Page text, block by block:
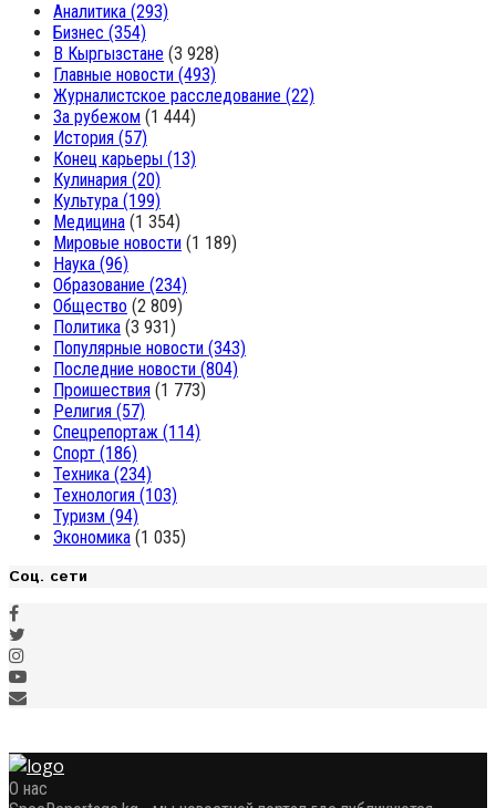
Аналитика (293)
Бизнес (354)
В Кыргызстане (3 928)
Главные новости (493)
Журналистское расследование (22)
За рубежом (1 444)
История (57)
Конец карьеры (13)
Кулинария (20)
Культура (199)
Медицина (1 354)
Мировые новости (1 189)
Наука (96)
Образование (234)
Общество (2 809)
Политика (3 931)
Популярные новости (343)
Последние новости (804)
Проишествия (1 773)
Религия (57)
Спецрепортаж (114)
Спорт (186)
Техника (234)
Технология (103)
Туризм (94)
Экономика (1 035)
Соц. сети
О нас